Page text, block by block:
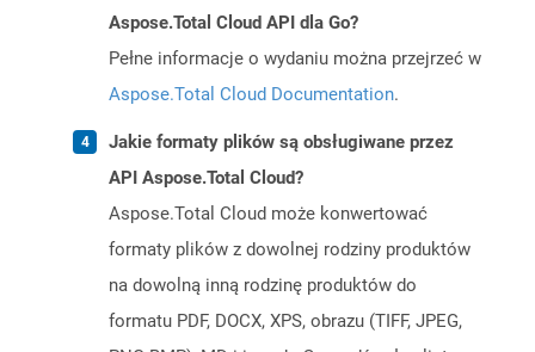
Aspose.Total Cloud API dla Go?
Pełne informacje o wydaniu można przejrzeć w
Aspose.Total Cloud Documentation.
Jakie formaty plików są obsługiwane przez
API Aspose.Total Cloud?
Aspose.Total Cloud może konwertować
formaty plików z dowolnej rodziny produktów
na dowolną inną rodzinę produktów do
formatu PDF, DOCX, XPS, obrazu (TIFF, JPEG,